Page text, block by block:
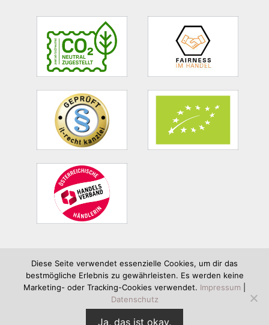
Site
Footer
Bergsalz & Co Irene Rabeder e.U. | Tschurtschenthalerstraße 4b |
6020 Innsbruck | info@bergsalz.co.at | +43 664 34 11 702
Diese Seite verwendet essenzielle Cookies, um dir das
bestmögliche Erlebnis zu gewährleisten. Es werden keine
Marketing- oder Tracking-Cookies verwendet. Impressum
Datenschutz
Ja, das ist okay.